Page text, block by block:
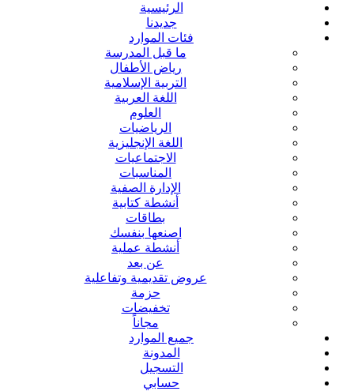
الرئيسية
جديدنا
فئات الموارد
ما قبل المدرسة
رياض الأطفال
التربية الإسلامية
اللغة العربية
العلوم
الرياضيات
اللغة الإنجليزية
الاجتماعيات
المناسبات
الإدارة الصفية
أنشطة كتابية
بطاقات
اصنعها بنفسك
أنشطة عملية
عن بعد
عروض تقديمية وتفاعلية
حزمة
تخفيضات
مجاناً
جميع الموارد
المدونة
التسجيل
حسابي